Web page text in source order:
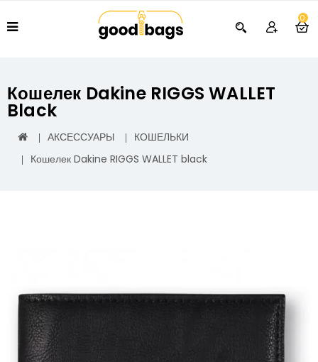
0
Кошелек Dakine RIGGS WALLET
Black
АКСЕССУАРЫ
КОШЕЛЬКИ
Кошелек Dakine RIGGS WALLET black